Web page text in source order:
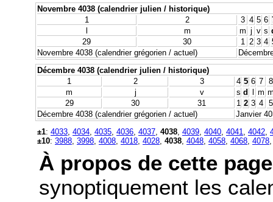
Novembre 4038 (calendrier julien / historique)
1
2 3 4 5 6
l
m m j v s
29
30 1 2 3 4
Novembre 4038 (calendrier grégorien / actuel)
Décembre 4038 (calendrier julien / historique)
1
2 3 4 5 6 7 8
m
j v s d l m
29
30 31 1 2 3 4 5
Décembre 4038 (calendrier grégorien / actuel)
Janvier
±1: 4033 4034 4035 4036 4037 4038 4039 4040 4041 4042
±10: 3988 3998 4008 4018 4028 4038 4048 4058 4068 4078
À propos de cette page
synoptiquement les